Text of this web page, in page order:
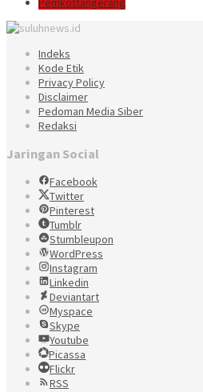
Indeks
Kode Etik
Privacy Policy
Disclaimer
Pedoman Media Siber
Redaksi
Jaringan Social
Facebook
Twitter
Pinterest
Tumblr
Stumbleupon
WordPress
Instagram
Linkedin
Deviantart
Myspace
Skype
Youtube
Picassa
Flickr
RSS